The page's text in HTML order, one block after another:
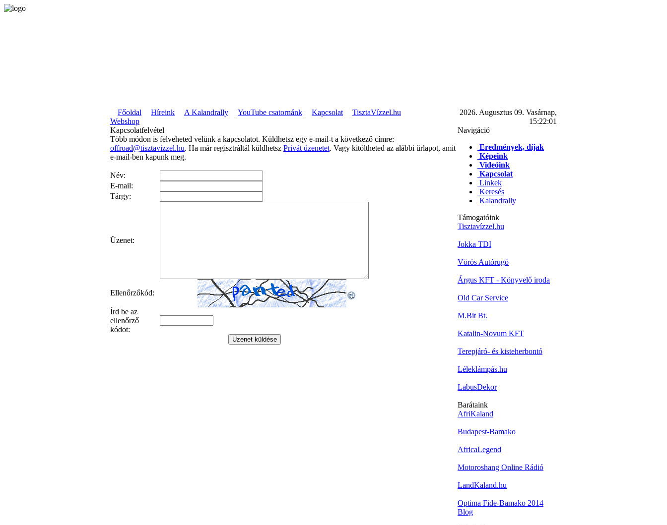
Főoldal Híreink A Kalandrally YouTube csatornánk Kapcsolat
TisztaVízzel.hu
Webshop
2026. Augusztus 09. Vasárnap,
15:22:01
Kapcsolatfelvétel
Több módon is felveheted velünk a kapcsolatot. Küldhetsz egy e-mail-t a következő címre:
offroad@tisztavizzel.hu. Ha már regisztráltál küldhetsz Privát üzenetet. Vagy kitöltheted az alábbi űrlapot, amit
e-mail-ben kapunk meg.
Név:
E-mail:
Tárgy:
Üzenet:
Ellenőrzőkód:
Írd be az
ellenőrző
kódot:
Navigáció
Eredmények, díjak
Képeink
Videóink
Kapcsolat
Linkek
Keresés
Kalandrally
Támogatóink
Tisztavízzel.hu
Jokka TDI
Vörös Autórugó
Árgus KFT - Könyvelő iroda
Old Car Service
M.Bit Bt.
Katalin-Novum KFT
Terepjáró- és kisteherbontó
Léleklámpás.hu
LabusDekor
Barátaink
AfriKaland
Budapest-Bamako
AfricaLegend
Motoroshang Online Rádió
LandKaland.hu
Optima Fide-Bamako 2014
Blog